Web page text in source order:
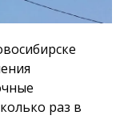
раз в